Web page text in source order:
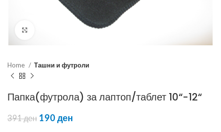
Home Ташни и футроли
Папка(футрола) за лаптоп/таблет 10“-12“
391ден 190ден